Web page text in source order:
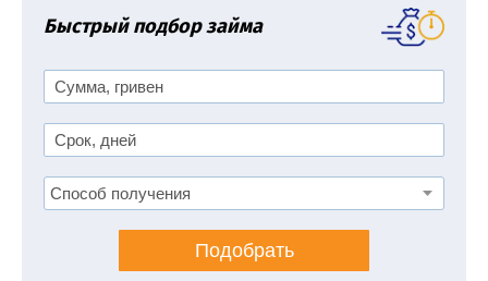
Быстрый подбор займа
Подобрать